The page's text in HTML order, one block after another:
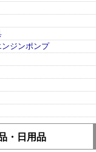
ジンポンプ
・日用品